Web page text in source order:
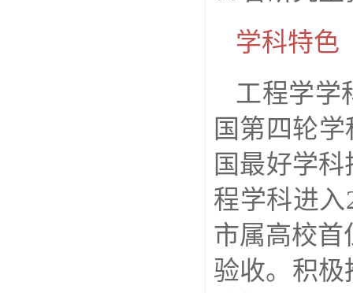
学科特色
工程学学
国第四轮
国最好学
程学科进
市属高校首
验收。积极